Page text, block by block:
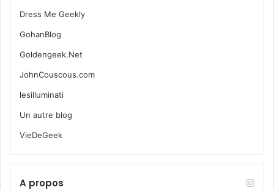
Dress Me Geekly
GohanBlog
Goldengeek.Net
JohnCouscous.com
lesilluminati
Un autre blog
VieDeGeek
A propos